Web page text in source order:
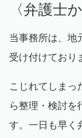
〈弁護士
当事務所は、地
受け付けており
こじれてしまっ
ら整理・検討を
す。一日も早く